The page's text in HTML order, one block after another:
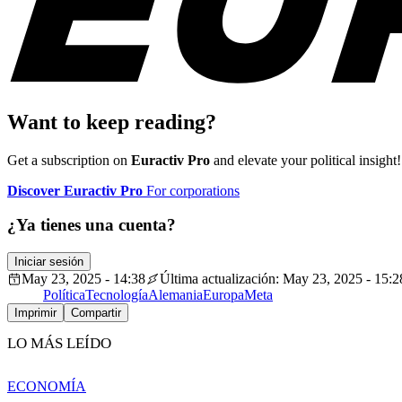
Want to keep reading?
Get a subscription on Euractiv Pro and elevate your political insight!
Discover Euractiv Pro For corporations
¿Ya tienes una cuenta?
Iniciar sesión
May 23, 2025 - 14:38
Última actualización: May 23, 2025 -
PolíticaTecnologíaAlemaniaEuropaMeta
Imprimir Compartir
LO MÁS LEÍDO
ECONOMÍA